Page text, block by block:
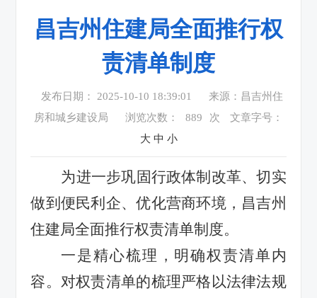
昌吉州住建局全面推行权
责清单制度
发布日期： 2025-10-10 18:39:01
来源：昌吉州住
房和城乡建设局
浏览次数： 889 次
文章字号：
大 中 小
为进一步巩固行政体制改革、切实
做到便民利企、优化营商环境，昌吉州
住建局全面推行权责清单制度。
一是精心梳理，明确权责清单内
容。 对权责清单的梳理严格以法律法规